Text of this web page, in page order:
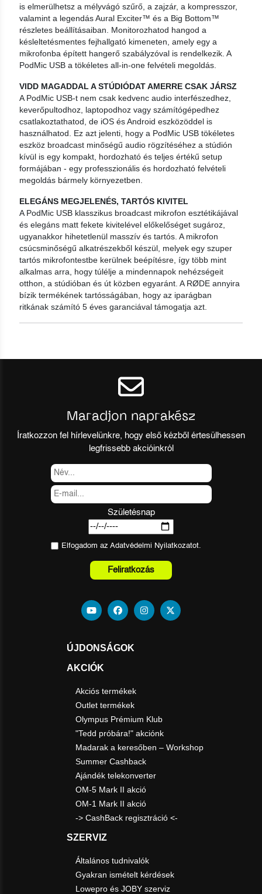
is elmerülhetsz a mélyvágó szűrő, a zajzár, a kompresszor,
valamint a legendás Aural Exciter™ és a Big Bottom™
részletes beállításaiban. Monitorozhatod hangod a
késleltetésmentes fejhallgató kimeneten, amely egy a
mikrofonba épített hangerő szabályzóval is rendelkezik. A
PodMic USB a tökéletes all-in-one felvételi megoldás.
VIDD MAGADDAL A STÚDIÓDAT AMERRE CSAK JÁRSZ
A PodMic USB-t nem csak kedvenc audio interfészedhez,
keverőpultodhoz, laptopodhoz vagy számítógépedhez
csatlakoztathatod, de iOS és Android eszközöddel is
használhatod. Ez azt jelenti, hogy a PodMic USB tökéletes
eszköz broadcast minőségű audio rögzítéséhez a stúdión
kívül is egy kompakt, hordozható és teljes értékű setup
formájában - egy professzionális és hordozható felvételi
megoldás bármely környezetben.
ELEGÁNS MEGJELENÉS, TARTÓS KIVITEL
A PodMic USB klasszikus broadcast mikrofon esztétikájával
és elegáns matt fekete kivitelével előkelőséget sugároz,
ugyanakkor hihetetlenül masszív és tartós. A mikrofon
csúcsminőségű alkatrészekből készül, melyek egy szuper
tartós mikrofontestbe kerülnek beépítésre, így több mint
alkalmas arra, hogy túlélje a mindennapok nehézségeit
otthon, a stúdióban és út közben egyaránt. A RØDE annyira
bízik termékének tartósságában, hogy az iparágban
ritkának számító 5 éves garanciával támogatja azt.
Maradjon naprakész
Íratkozzon fel hírlevelünkre, hogy első kézből értesülhessen
legfrissebb akcióinkról
Születésnap
Elfogadom az Adatvédelmi Nyilatkozatot.
Feliratkozás
ÚJDONSÁGOK
AKCIÓK
Akciós termékek
Outlet termékek
Olympus Prémium Klub
"Tedd próbára!" akciónk
Madarak a keresőben – Workshop
Summer Cashback
Ajándék telekonverter
OM-5 Mark II akció
OM-1 Mark II akció
-> CashBack regisztráció <-
SZERVIZ
Általános tudnivalók
Gyakran ismételt kérdések
Lowepro és JOBY szerviz